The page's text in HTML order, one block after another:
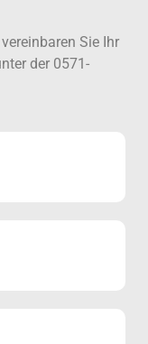
Sie Ihr
der 0571-